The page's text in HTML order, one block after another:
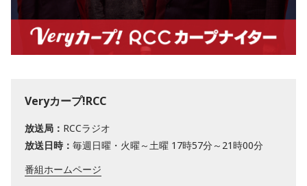
Veryカープ!RCC
放送局： RCCラジオ
放送日時： 毎週日曜・火曜～土曜 17時57分～21時00分
番組ホームページ